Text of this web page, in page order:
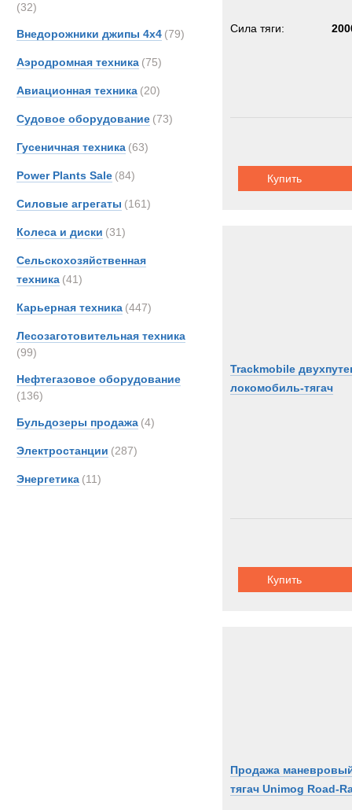
(32)
Внедорожники джипы 4х4 (79)
Аэродромная техника (75)
Авиационная техника (20)
Судовое оборудование (73)
Гусеничная техника (63)
Power Plants Sale (84)
Силовые агрегаты (161)
Колеса и диски (31)
Сельскохозяйственная
техника (41)
Карьерная техника (447)
Лесозаготовительная техника
(99)
Нефтегазовое оборудование
(136)
Бульдозеры продажа (4)
Электростанции (287)
Энергетика (11)
Сила тяги:
Купить
Trackmobile
локомобиль-тягач
Купить
Продажа
тягач Unimog Road-